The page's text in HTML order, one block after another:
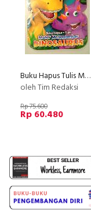
Buku Hapus Tulis Mahir Menggambar Dinosaurus
oleh Tim Redaksi
Rp 75.600
Rp 60.480